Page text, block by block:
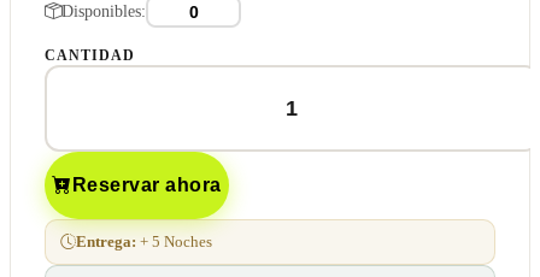
Disponibles:
CANTIDAD
Reservar ahora
Entrega: + 5 Noches